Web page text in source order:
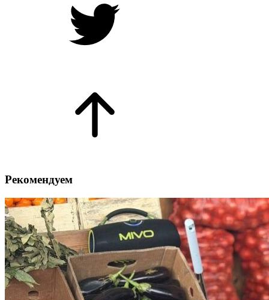
Рекомендуем